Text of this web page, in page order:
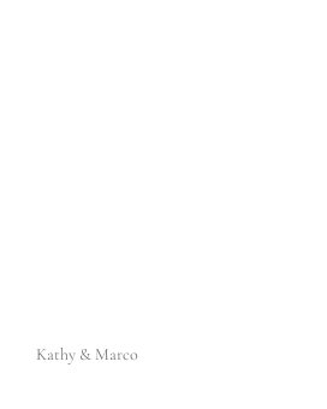
Kathy & Marco